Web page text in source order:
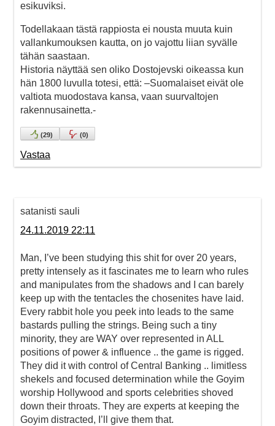
esikuviksi.
Todellakaan tästä rappiosta ei nousta muuta kuin
vallankumouksen kautta, on jo vajottu liian syvälle
tähän saastaan.
Historia näyttää sen oliko Dostojevski oikeassa kun
hän 1800 luvulla totesi, että: –Suomalaiset eivät ole
valtiota muodostava kansa, vaan suurvaltojen
rakennusainetta.-
(29) (0)
Vastaa
satanisti sauli
24.11.2019 22:11
Man, I’ve been studying this shit for over 20 years,
pretty intensely as it fascinates me to learn who rules
and manipulates from the shadows and I can barely
keep up with the tentacles the chosenites have laid.
Every rabbit hole you peek into leads to the same
bastards pulling the strings. Being such a tiny
minority, they are WAY over represented in ALL
positions of power & influence .. the game is rigged.
They did it with control of Central Banking .. limitless
shekels and focused determination while the Goyim
worship Hollywood and sports celebrities shoved
down their throats. They are experts at keeping the
Goyim distracted, I’ll give them that.